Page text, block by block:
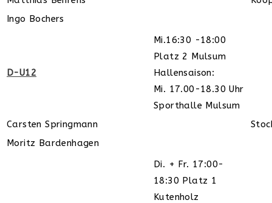
Ingo Bochers
D-U12
Mi.16:30 -18:00
Platz 2 Mulsum
Hallensaison:
Mi. 17.00-18.30 Uhr
Sporthalle Mulsum
Carsten Springmann
Moritz Bardenhagen
Di. + Fr. 17:00-
18:30 Platz 1
Kutenholz